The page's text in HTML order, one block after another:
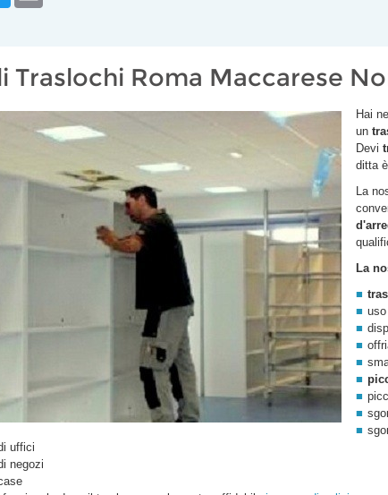
Traslochi Roma Maccarese
Hai
un
Devi
ditta
La
La
uffici
negozi